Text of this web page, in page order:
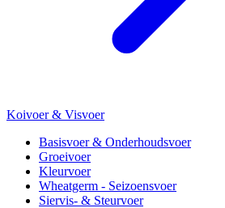
Koivoer & Visvoer
Basisvoer & Onderhoudsvoer
Groeivoer
Kleurvoer
Wheatgerm - Seizoensvoer
Siervis- & Steurvoer